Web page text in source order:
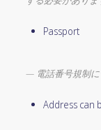
Passport
電話番号規制
Address can